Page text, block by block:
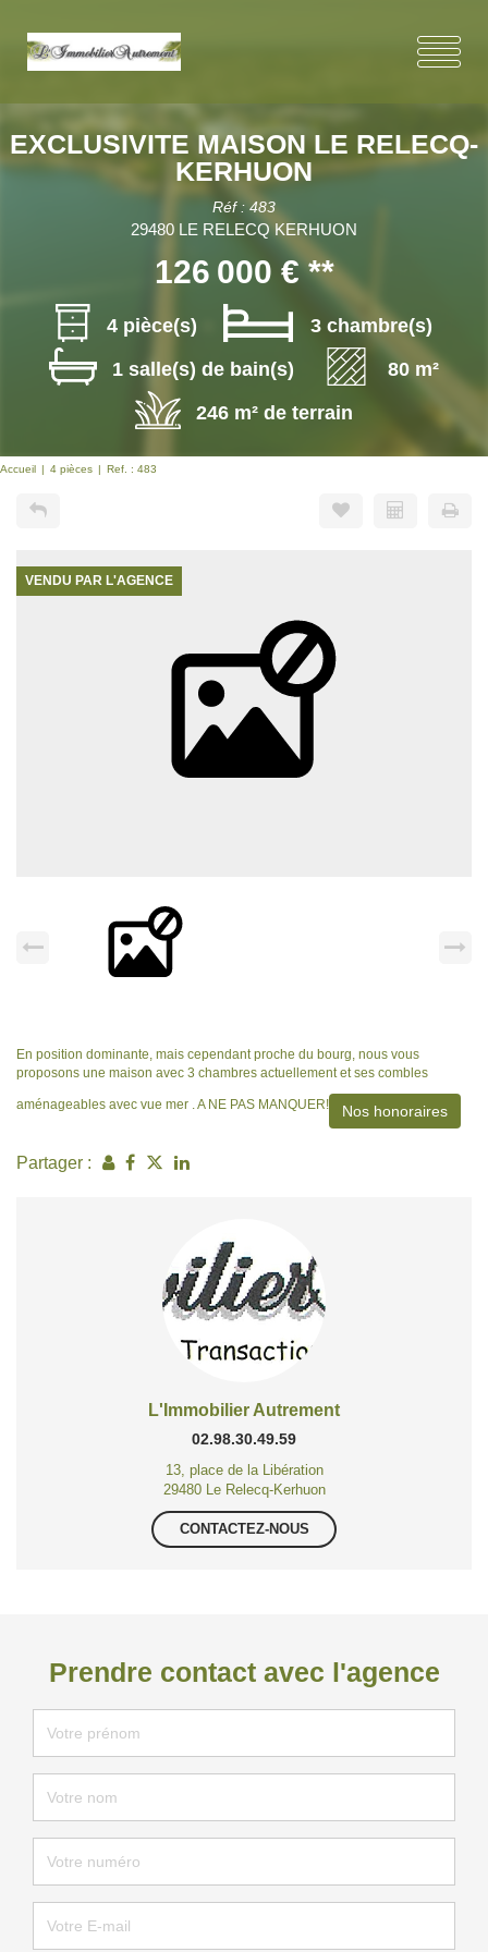
EXCLUSIVITE MAISON LE RELECQ-
KERHUON
Réf : 483
29480 LE RELECQ KERHUON
126 000 € **
4 pièce(s)
3 chambre(s)
1 salle(s) de bain(s)
80 m²
246 m² de terrain
Accueil 4 pièces Ref. : 483
VENDU PAR L'AGENCE
En position dominante, mais cependant proche du bourg, nous vous
proposons une maison avec 3 chambres actuellement et ses combles
aménageables avec vue mer . A NE PAS MANQUER! Nos honoraires
Partager :
L'Immobilier Autrement
02.98.30.49.59
13, place de la Libération
29480 Le Relecq-Kerhuon
CONTACTEZ-NOUS
Prendre contact avec l'agence